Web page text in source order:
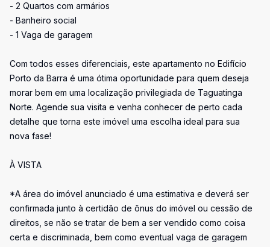
- 2 Quartos com armários
- Banheiro social
- 1 Vaga de garagem
Com todos esses diferenciais, este apartamento no Edifício
Porto da Barra é uma ótima oportunidade para quem deseja
morar bem em uma localização privilegiada de Taguatinga
Norte. Agende sua visita e venha conhecer de perto cada
detalhe que torna este imóvel uma escolha ideal para sua
nova fase!
À VISTA
*A área do imóvel anunciado é uma estimativa e deverá ser
confirmada junto à certidão de ônus do imóvel ou cessão de
direitos, se não se tratar de bem a ser vendido como coisa
certa e discriminada, bem como eventual vaga de garagem